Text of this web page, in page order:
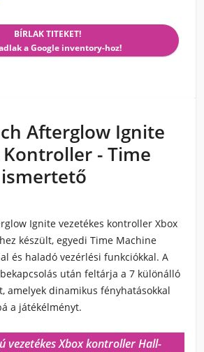
BÍRLAK TITEKET!
a Google inventory-hoz!
Afterglow Ignite
- Time
Ignite vezetékes kontroller Xbox
készült, egyedi Time Machine
és haladó vezérlési funkciókkal. A
után feltárja a 7 különálló
amelyek dinamikus fényhatásokkal
a játékélményt.
vezetékes Xbox kontroller Hall-